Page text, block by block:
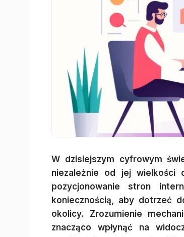
W dzisiejszym cyfrowym
niezależnie od jej wielkości
pozycjonowanie stron
koniecznością, aby dotrzeć
okolicy. Zrozumienie
znacząco wpłynąć na